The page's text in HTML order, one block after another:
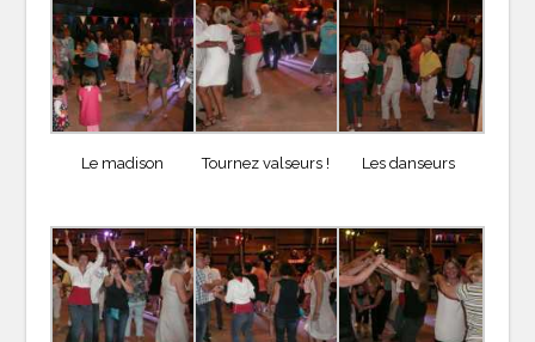
Le madison Tournez valseurs ! Les danseurs